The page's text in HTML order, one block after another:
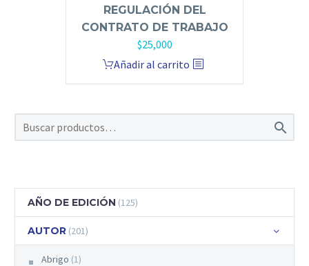
REGULACIÓN DEL
CONTRATO DE TRABAJO
$25,000
Añadir al carrito

AÑO DE EDICIÓN (125)
AUTOR (201)
Abrigo (1)